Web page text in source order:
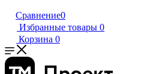
Сравнение0
Избранные товары 0
Корзина 0